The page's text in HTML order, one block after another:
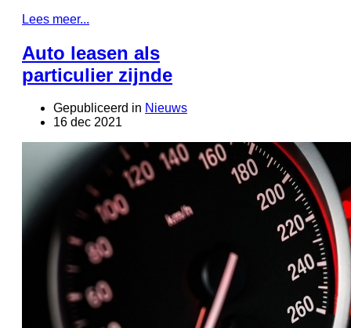
Lees meer...
Auto leasen als
particulier zijnde
Gepubliceerd in Nieuws
16 dec 2021